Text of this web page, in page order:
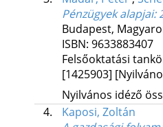
Pénzügyek alapjai:
Budapest,
ISBN: 9633883407
Felsőoktatási
[1425903]
Nyilvános idéző
4.
Kaposi, Zoltán